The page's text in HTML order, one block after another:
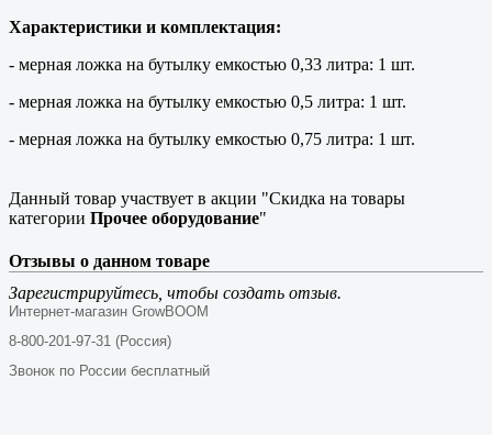
Характеристики и комплектация:
- мерная ложка на бутылку емкостью 0,33 литра: 1 шт.
- мерная ложка на бутылку емкостью 0,5 литра: 1 шт.
- мерная ложка на бутылку емкостью 0,75 литра: 1 шт.
Данный товар участвует в акции "Скидка на товары
категории Прочее оборудование"
Отзывы о данном товаре
Зарегистрируйтесь, чтобы создать отзыв.
Интернет-магазин GrowBOOM
8-800-201-97-31 (Россия)
Звонок по России бесплатный